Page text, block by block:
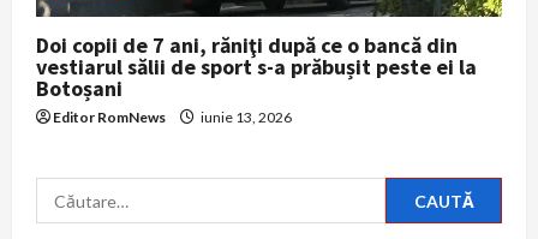
Doi copii de 7 ani, răniţi după ce o bancă din
vestiarul sălii de sport s-a prăbușit peste ei la
Botoșani
Editor RomNews iunie 13, 2026
Caută
după: